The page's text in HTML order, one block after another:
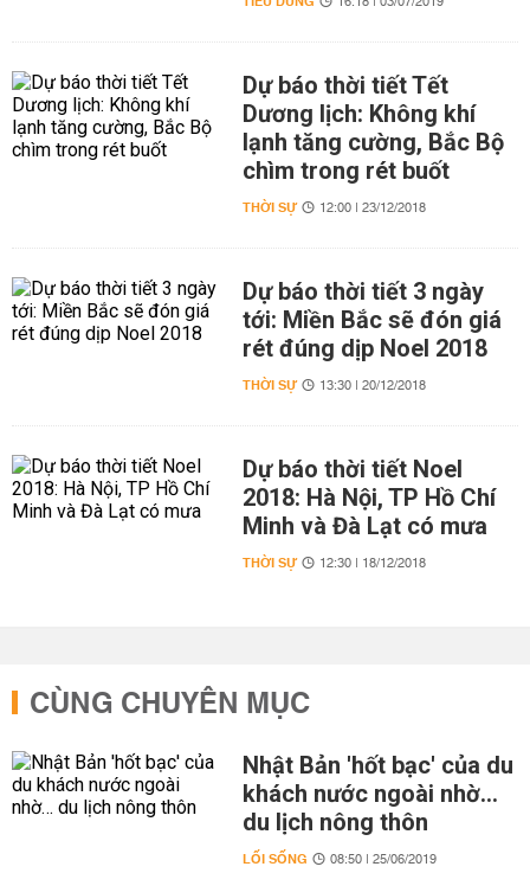
Dự báo thời tiết Tết
Dương lịch: Không khí
lạnh tăng cường, Bắc Bộ
chìm trong rét buốt
THỜI SỰ 12:00 | 23/12/2018
Dự báo thời tiết 3 ngày
tới: Miền Bắc sẽ đón giá
rét đúng dịp Noel 2018
THỜI SỰ 13:30 | 20/12/2018
Dự báo thời tiết Noel
2018: Hà Nội, TP Hồ Chí
Minh và Đà Lạt có mưa
THỜI SỰ 12:30 | 18/12/2018
CÙNG CHUYÊN MỤC
Nhật Bản 'hốt bạc' của du
khách nước ngoài nhờ…
du lịch nông thôn
LỐI SỐNG 08:50 | 25/06/2019